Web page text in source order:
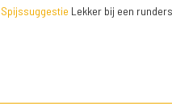
Spijssuggestie Lekker bij een